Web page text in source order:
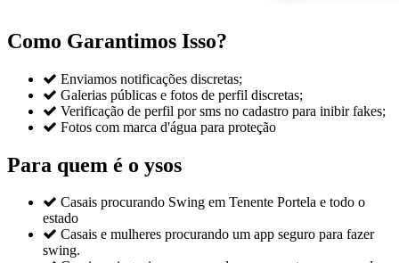
Como Garantimos Isso?
 Enviamos notificações discretas;
 Galerias públicas e fotos de perfil discretas;
 Verificação de perfil por sms no cadastro para inibir fakes;
 Fotos com marca d'água para proteção
Para quem é o ysos
 Casais procurando Swing em Tenente Portela e todo o
estado
 Casais e mulheres procurando um app seguro para fazer
swing.